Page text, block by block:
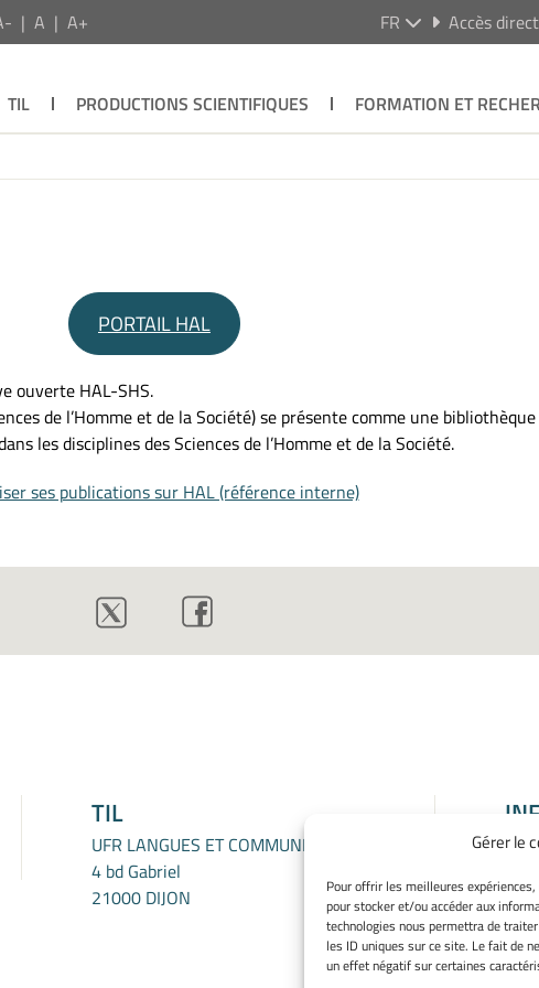
Gérer le
Pour offrir les meilleures
pour stocker et/ou accéder aux
technologies nous permettra de
les ID uniques sur ce site. Le fait de
un effet négatif sur certaines
A A+ FR Accès
TIL PRODUCTIONS SCIENTIFIQUES FORMATION ET
PORTAIL HAL
ouverte HAL-SHS.
de l’Homme et de la Société) se présente comme une
les disciplines des Sciences de l’Homme et de la Société.
ses publications sur HAL (référence interne)
TIL
UFR LANGUES ET COMMUNICATION
4 bd Gabriel
21000 DIJON